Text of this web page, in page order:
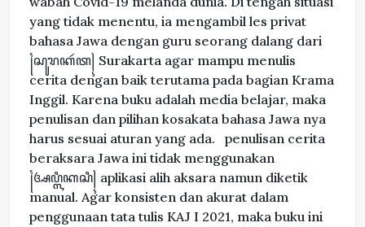
yang tidak menentu, ia mengambil les privat
bahasa Jawa dengan guru seorang dalang dari
꧌ꦱꦸꦫꦏꦂꦠ꧍ Surakarta agar mampu menulis
cerita dengan baik terutama pada bagian Krama
Inggil. Karena buku adalah media belajar, maka
penulisan dan pilihan kosakata bahasa Jawa nya
harus sesuai aturan yang ada. penulisan cerita
beraksara Jawa ini tidak menggunakan
꧌ꦄꦥ꧀ꦭꦶꦏꦱꦶ꧍ aplikasi alih aksara namun diketik
manual. Agar konsisten dan akurat dalam
penggunaan tata tulis KAJ I 2021, maka buku ini